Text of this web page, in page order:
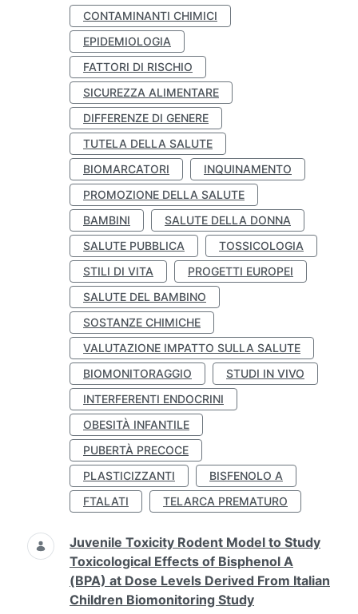
CONTAMINANTI CHIMICI
EPIDEMIOLOGIA
FATTORI DI RISCHIO
SICUREZZA ALIMENTARE
DIFFERENZE DI GENERE
TUTELA DELLA SALUTE
BIOMARCATORI
INQUINAMENTO
PROMOZIONE DELLA SALUTE
BAMBINI
SALUTE DELLA DONNA
SALUTE PUBBLICA
TOSSICOLOGIA
STILI DI VITA
PROGETTI EUROPEI
SALUTE DEL BAMBINO
SOSTANZE CHIMICHE
VALUTAZIONE IMPATTO SULLA SALUTE
BIOMONITORAGGIO
STUDI IN VIVO
INTERFERENTI ENDOCRINI
OBESITÀ INFANTILE
PUBERTÀ PRECOCE
PLASTICIZZANTI
BISFENOLO A
FTALATI
TELARCA PREMATURO
Juvenile Toxicity Rodent Model to Study
Toxicological Effects of Bisphenol A
(BPA) at Dose Levels Derived From Italian
Children Biomonitoring Study